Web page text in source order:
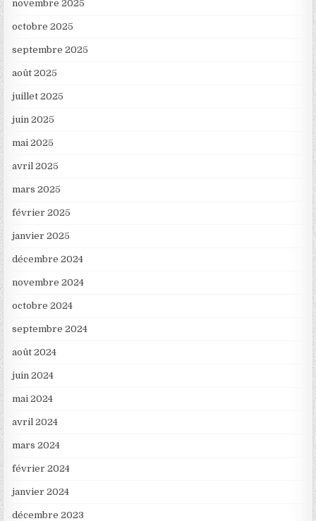
novembre 2025
octobre 2025
septembre 2025
août 2025
juillet 2025
juin 2025
mai 2025
avril 2025
mars 2025
février 2025
janvier 2025
décembre 2024
novembre 2024
octobre 2024
septembre 2024
août 2024
juin 2024
mai 2024
avril 2024
mars 2024
février 2024
janvier 2024
décembre 2023